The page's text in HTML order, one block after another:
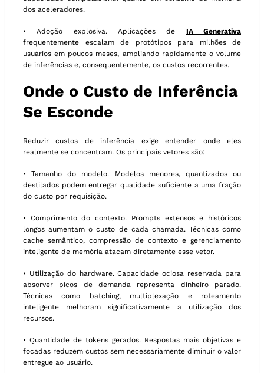
dos aceleradores.
• Adoção explosiva. Aplicações de IA Generativa
frequentemente escalam de protótipos para milhões de
usuários em poucos meses, ampliando rapidamente o volume
de inferências e, consequentemente, os custos recorrentes.
Onde o Custo de Inferência
Se Esconde
Reduzir custos de inferência exige entender onde eles
realmente se concentram. Os principais vetores são:
• Tamanho do modelo. Modelos menores, quantizados ou
destilados podem entregar qualidade suficiente a uma fração
do custo por requisição.
• Comprimento do contexto. Prompts extensos e históricos
longos aumentam o custo de cada chamada. Técnicas como
cache semântico, compressão de contexto e gerenciamento
inteligente de memória atacam diretamente esse vetor.
• Utilização do hardware. Capacidade ociosa reservada para
absorver picos de demanda representa dinheiro parado.
Técnicas como batching, multiplexação e roteamento
inteligente melhoram significativamente a utilização dos
recursos.
• Quantidade de tokens gerados. Respostas mais objetivas e
focadas reduzem custos sem necessariamente diminuir o valor
entregue ao usuário.